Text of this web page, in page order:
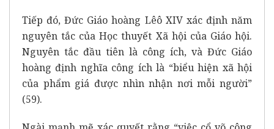
Tiếp đó, Đức Giáo hoàng Lêô XIV xác định năm
nguyên tắc của Học thuyết Xã hội của Giáo hội.
Nguyên tắc đầu tiên là công ích, và Đức Giáo
hoàng định nghĩa công ích là “biểu hiện xã hội
của phẩm giá được nhìn nhận nơi mỗi người”
(59).